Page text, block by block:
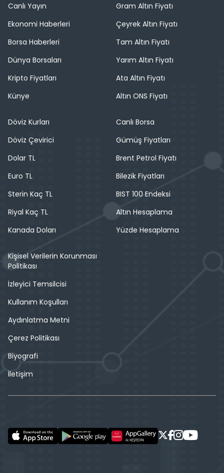
Canlı Yayın
Ekonomi Haberleri
Borsa Haberleri
Dünya Borsaları
Kripto Fiyatları
Künye
Gram Altın Fiyatı
Çeyrek Altın Fiyatı
Tam Altın Fiyatı
Yarım Altın Fiyatı
Ata Altın Fiyatı
Altın ONS Fiyatı
Döviz Kurları
Döviz Çevirici
Dolar TL
Euro TL
Sterin Kaç TL
Riyal Kaç TL
Kanada Doları
Canlı Borsa
Gümüş Fiyatları
Brent Petrol Fiyatı
Bilezik Fiyatları
BIST 100 Endeksi
Altın Hesaplama
Yüzde Hesaplama
Kişisel Verilerin Korunması
Politikası
İzleyici Temsilcisi
Kullanım Koşulları
Aydınlatma Metni
Çerez Politikası
Biyografi
İletişim